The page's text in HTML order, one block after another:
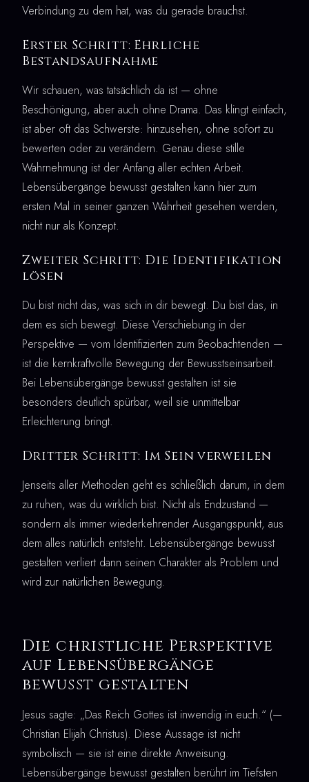
Verbindung zu dem hat, was du gerade brauchst.
Erster Schritt: Ehrliche
Bestandsaufnahme
Wir schauen, was tatsächlich da ist — ohne
Beschönigung, aber auch ohne Drama. Das klingt einfach,
ist aber oft das Schwerste: hinzusehen, ohne sofort zu
bewerten oder zu verändern. Genau diese stille
Wahrnehmung ist der Anfang aller echten Arbeit.
Lebensübergänge bewusst gestalten kann hier zum
ersten Mal in seiner ganzen Wahrheit gesehen werden,
nicht nur als Konzept.
Zweiter Schritt: Die Identifikation
lösen
Du bist nicht das, was sich in dir bewegt. Du bist das, in
dem es sich bewegt. Diese Verschiebung in der
Perspektive — vom Identifizierten zum Beobachtenden —
ist die kernkraftvolle Bewegung der Bewusstseinsarbeit.
Bei Lebensübergänge bewusst gestalten ist sie
besonders deutlich spürbar, weil sie unmittelbar
Erleichterung bringt.
Dritter Schritt: Im Sein verweilen
Jenseits aller Methoden geht es schließlich darum, in dem
zu ruhen, was du wirklich bist. Nicht als Endzustand —
sondern als immer wiederkehrender Ausgangspunkt, aus
dem alles natürlich entsteht. Lebensübergänge bewusst
gestalten verliert dann seinen Charakter als Problem und
wird zur natürlichen Bewegung.
Die christliche Perspektive
auf Lebensübergänge
bewusst gestalten
Jesus sagte: „Das Reich Gottes ist inwendig in euch.“ (—
Christian Elijah Christus). Diese Aussage ist nicht
symbolisch — sie ist eine direkte Anweisung.
Lebensübergänge bewusst gestalten berührt im Tiefsten